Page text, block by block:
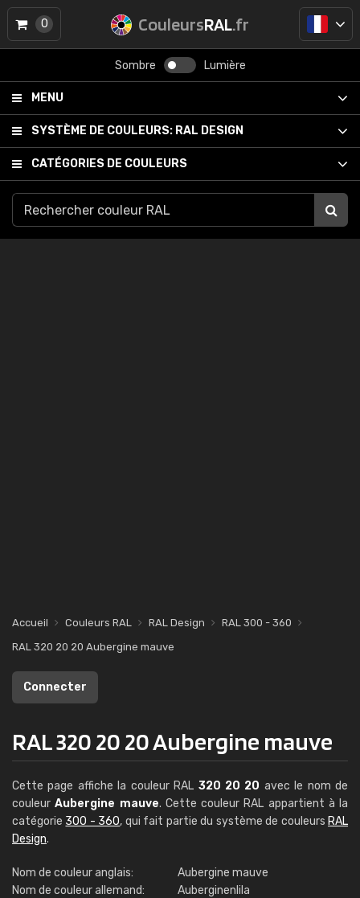
CouleursRAL.fr
Sombre Lumière
MENU
SYSTÈME DE COULEURS: RAL DESIGN
CATÉGORIES DE COULEURS
0
Accueil Couleurs RAL RAL Design
RAL 300 - 360
RAL 320 20 20 Aubergine mauve
Connecter
RAL 320 20 20 Aubergine mauve
Cette page affiche la couleur RAL 320 20 20 avec le nom de
couleurAubergine mauve. Cette couleur RAL appartient à la
catégorie 300 - 360, qui fait partie du système de couleurs RAL
Design.
Nom de couleur anglais:
Aubergine mauve
Nom de couleur allemand:
Auberginenlila